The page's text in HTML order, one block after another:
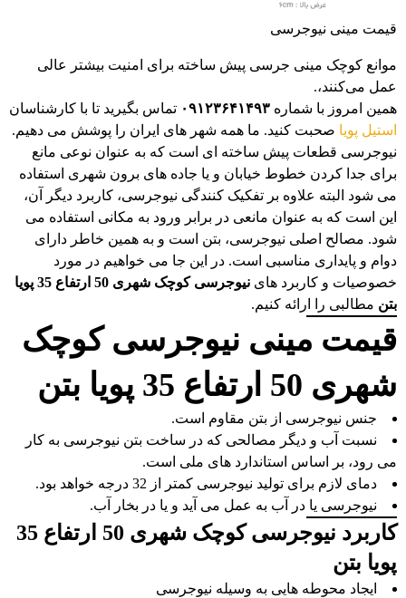
قیمت مینی نیوجرسی
موانع کوچک مینی جرسی پیش ساخته برای امنیت بیشتر عالی
عمل می‌کنند،.
همین امروز با شماره ۰۹۱۲۳۶۴۱۴۹۳ تماس بگیرید تا با کارشناسان
استیل پویا صحبت کنید. ما همه شهر های ایران را پوشش می دهیم.
نیوجرسی قطعات پیش ساخته ای است که به عنوان نوعی مانع
برای جدا کردن خطوط خیابان و یا جاده های برون شهری استفاده
می شود البته علاوه بر تفکیک کنندگی نیوجرسی، کاربرد دیگر آن،
این است که به عنوان مانعی در برابر ورود به مکانی استفاده می
شود. مصالح اصلی نیوجرسی، بتن است و به همین خاطر دارای
دوام و پایداری مناسبی است. در این جا می خواهیم در مورد
خصوصیات و کاربرد های
نیوجرسی کوچک شهری 50 ارتفاع 35 پویا
بتن مطالبی را ارائه کنیم.
قیمت مینی نیوجرسی کوچک
شهری 50 ارتفاع 35 پویا بتن
جنس نیوجرسی از بتن مقاوم است.
نسبت آب و دیگر مصالحی که در ساخت بتن نیوجرسی به کار
می رود، بر اساس استاندارد های ملی است.
دمای لازم برای تولید نیوجرسی کمتر از 32 درجه خواهد بود.
نیوجرسی یا در آب به عمل می آید و یا در بخار آب.
کاربرد نیوجرسی کوچک شهری 50 ارتفاع 35
پویا بتن
ایجاد محوطه هایی به وسیله نیوجرسی